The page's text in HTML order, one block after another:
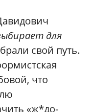
для
свой путь.
что
«ж*до-